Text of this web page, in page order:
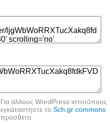
Για άλλους WordPress ιστοτόπους
εγκαταστήστε το Sch.gr commons
πρόσθετο.